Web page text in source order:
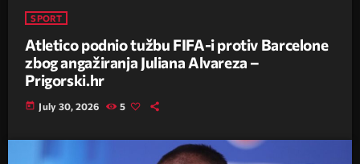
SPORT
Atletico podnio tužbu FIFA-i protiv Barcelone
zbog angažiranja Juliana Alvareza –
Prigorski.hr
today July 30, 2026 5